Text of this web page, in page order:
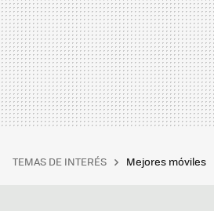
TEMAS DE INTERÉS Mejores móviles